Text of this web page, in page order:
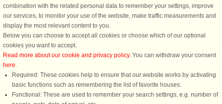
van € 1.217
Hafenstadt ...
van € 823
combination with the related personal data to remember your settings, improve
our services, to monitor your use of the website, make traffic measurements and
display the most relevant content to you.
Below you can choose to accept all cookies or choose which of our optional
cookies you want to accept.
Read more about our cookie and privacy policy. You can withdraw your consent
here.
Required: These cookies help to ensure that our website works by activating
basic functions such as remembering the list of favorite houses.
Functional: These are used to remember your search settings, e.g. number of